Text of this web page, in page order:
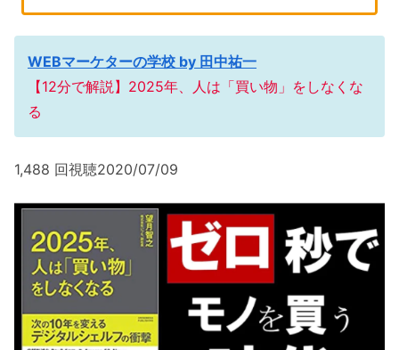
WEBマーケターの学校 by 田中祐一
【12分で解説】2025年、人は「買い物」をしなくな
る
1,488 回視聴2020/07/09